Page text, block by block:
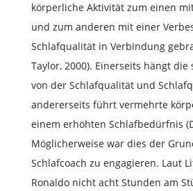
körperliche Aktivität zum einen
und zum anderen mit einer
Schlafqualität in Verbindung
Taylor, 2000). Einerseits hängt
von der Schlafqualität und
andererseits führt vermehrte
einem erhöhten Schlafbedürfnis
Möglicherweise war dies der
Schlafcoach zu engagieren. Laut
Ronaldo nicht acht Stunden am